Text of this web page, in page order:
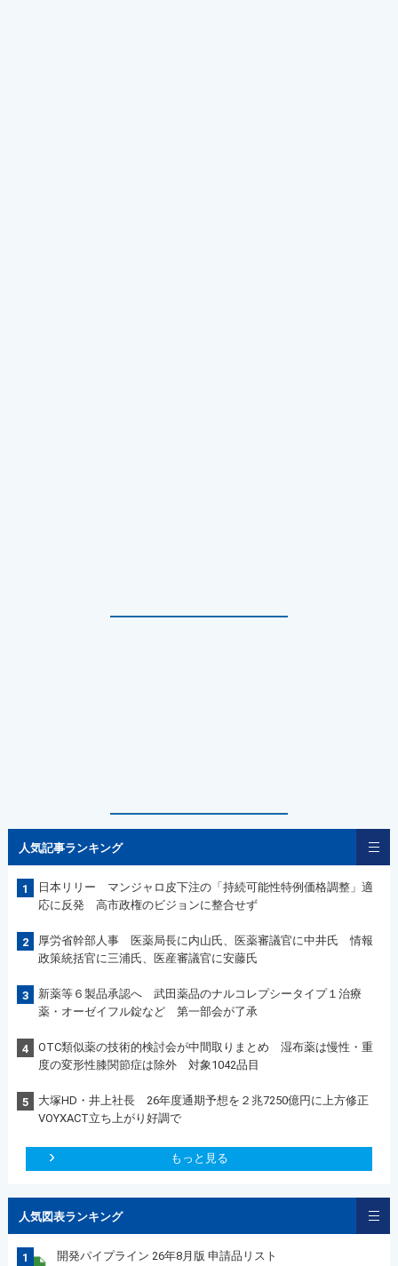
人気記事ランキング
1
日本リリー マンジャロ皮下注の「持続可能性特例価格調整」適
応に反発 高市政権のビジョンに整合せず
2
厚労省幹部人事 医薬局長に内山氏、医薬審議官に中井氏 情報
政策統括官に三浦氏、医産審議官に安藤氏
3
新薬等６製品承認へ 武田薬品のナルコレプシータイプ１治療
薬・オーゼイフル錠など 第一部会が了承
4
OTC類似薬の技術的検討会が中間取りまとめ 湿布薬は慢性・重
度の変形性膝関節症は除外 対象1042品目
5
大塚HD・井上社長 26年度通期予想を２兆7250億円に上方修正
VOYXACT立ち上がり好調で
もっと見る
人気図表ランキング
1 開発パイプライン 26年8月版 申請品リスト